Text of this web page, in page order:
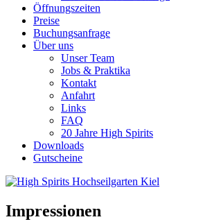
Öffnungszeiten
Preise
Buchungsanfrage
Über uns
Unser Team
Jobs & Praktika
Kontakt
Anfahrt
Links
FAQ
20 Jahre High Spirits
Downloads
Gutscheine
Impressionen